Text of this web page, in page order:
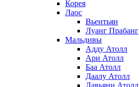
Корея
Лаос
Вьентьян
Луанг Прабанг
Мальдивы
Адду Атолл
Ари Атолл
Баа Атолл
Даалу Атолл
Лавьяни Атолл